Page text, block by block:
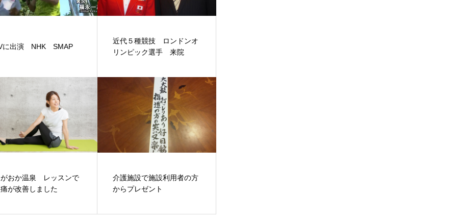
に出演 NHK SMAP
近代５種競技 ロンドンオ
リンピック選手 来院
おか温泉 レッスンで
が改善しました
介護施設で施設利用者の方
からプレゼント